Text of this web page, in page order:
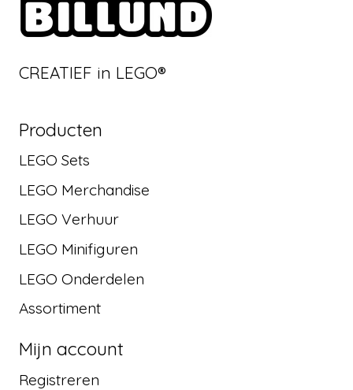
CREATIEF in LEGO®
Producten
LEGO Sets
LEGO Merchandise
LEGO Verhuur
LEGO Minifiguren
LEGO Onderdelen
Assortiment
Mijn account
Registreren